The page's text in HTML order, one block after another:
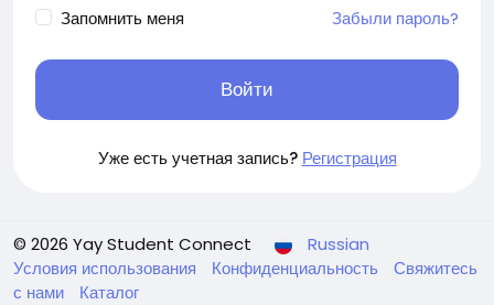
Запомнить меня Забыли пароль?
Войти
Уже есть учетная запись? Регистрация
© 2026 Yay Student Connect
Russian
Условия использования
Конфиденциальность
Свяжитесь
с нами
Каталог